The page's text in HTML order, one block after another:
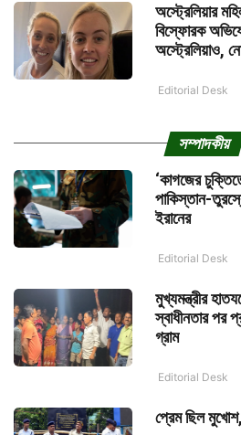
অস্ট্রেলিয়ার
বিস্ফোরক
অস্ট্রেলিয়াও,
Editorial Desk
সম্পাদকীয়
‘কাগজের
পাকিস্তান-
ইরানের
Editorial Desk
মুখ্যমন্ত্রীর
স্বাধীনতার
গ্রাম
Editorial Desk
প্রেম ছিল